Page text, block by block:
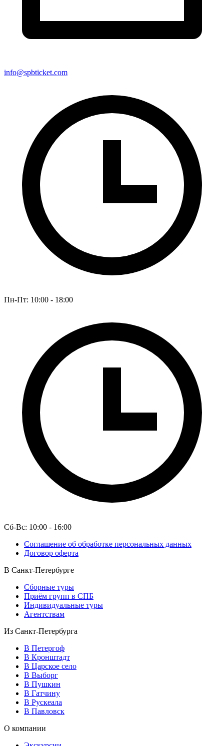
info@spbticket.com
Пн-Пт: 10:00 - 18:00
Сб-Вс: 10:00 - 16:00
Соглашение об обработке персональных данных
Договор оферта
В Санкт-Петербурге
Сборные туры
Приём групп в СПБ
Индивидуальные туры
Агентствам
Из Санкт-Петербурга
В Петергоф
В Кронштадт
В Царское село
В Выборг
В Пушкин
В Гатчину
В Рускеала
В Павловск
О компании